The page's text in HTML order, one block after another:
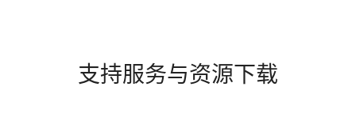
支持服务与资源下载